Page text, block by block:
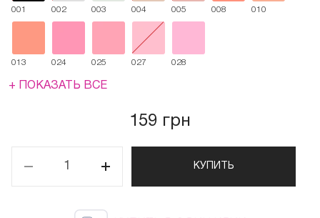
001 002 003 004 005 008 010
013 024 025 027 028
+ ПОКАЗАТЬ ВСЕ
159 грн
КУПИТЬ